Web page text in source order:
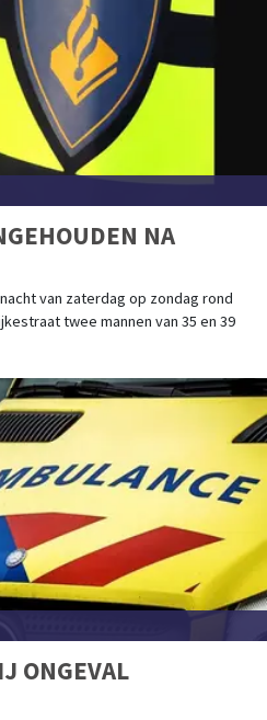
NA
van zaterdag op zondag rond
twee mannen van 35 en 39
ONGEVAL